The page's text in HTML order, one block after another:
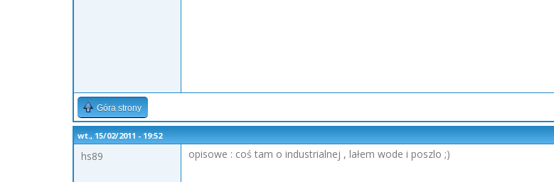
Góra strony
wt., 15/02/2011 - 19:52
hs89
opisowe : coś tam o industrialnej , lałem wode i poszlo ;)